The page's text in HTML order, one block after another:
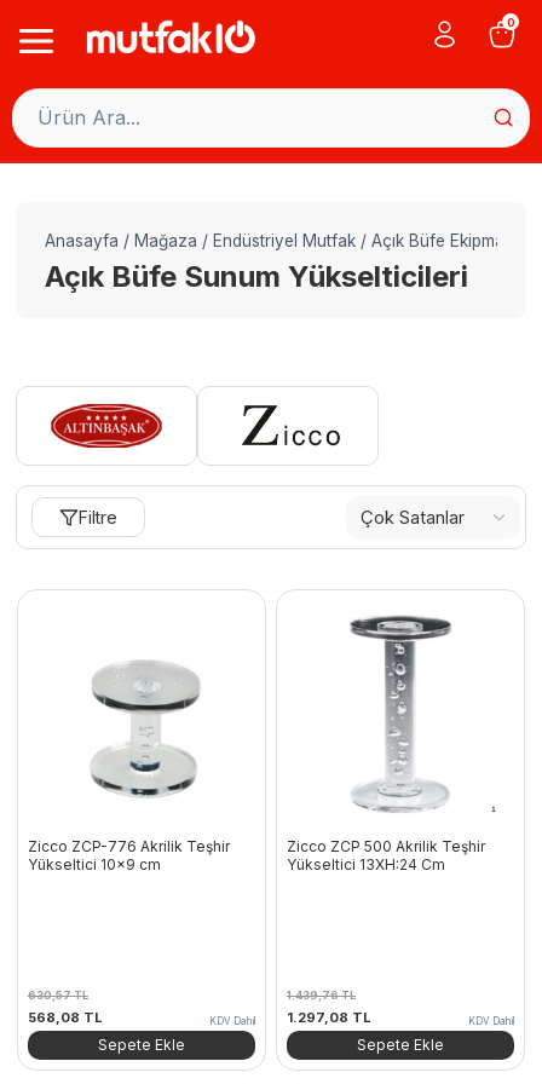
0
Anasayfa / Mağaza / Endüstriyel Mutfak / Açık Büfe Ekipmanları
Açık Büfe Sunum Yükselticileri
Filtre
Zicco ZCP-776 Akrilik Teşhir
Yükseltici 10×9 cm
630,57TL
Orijinal
fiyat:
630,57 TL.
568,08 TLŞu
andaki
fiyat:
KDV Dahil
Sepete Ekle
Zicco ZCP 500 Akrilik Teşhir
Yükseltici 13XH:24 Cm
1.439,76TL
Orijinal
fiyat:
1.439,76 TL.
1.297,08 TL
andaki
fiyat:
KDV Dahil
Sepete Ekle